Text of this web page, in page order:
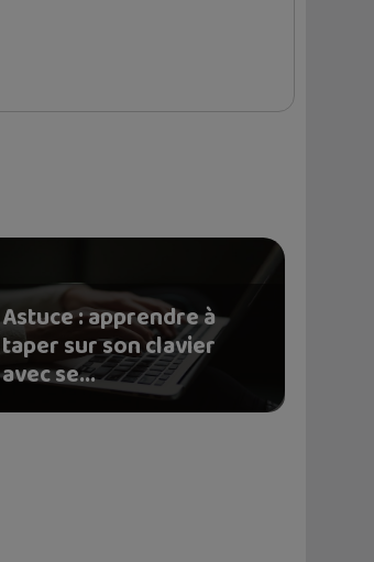
Astuce : apprendre à
taper sur son clavier
avec se...